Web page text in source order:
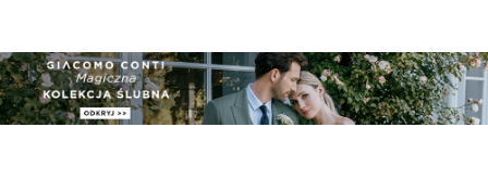
ZGŁOSZENIA